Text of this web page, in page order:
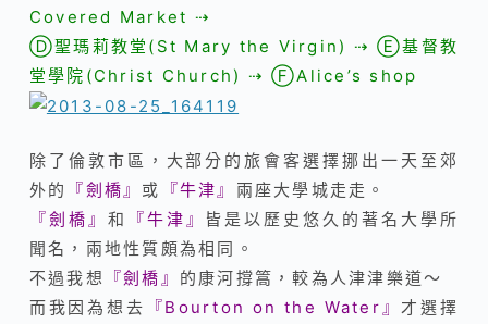
Covered Market ⇢
Ⓓ聖瑪莉教堂(St Mary the Virgin) ⇢ Ⓔ基督教
堂學院(Christ Church) ⇢ ⒻAlice’s shop
除了倫敦市區，大部分的旅會客選擇挪出一天至郊
外的
『劍橋 』 或 『牛津 』 兩座大學城走走。
『劍橋 』 和 『牛津 』 皆是以歷史悠久的著名大學所
聞名，兩地性質頗為相同。
不過我想
『劍橋 』 的康河撐篙，較為人津津樂道～
而我因為想去
『Bourton on the Water』 才選擇